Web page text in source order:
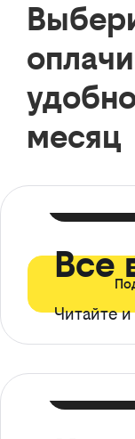
месяц
Все
Читайте